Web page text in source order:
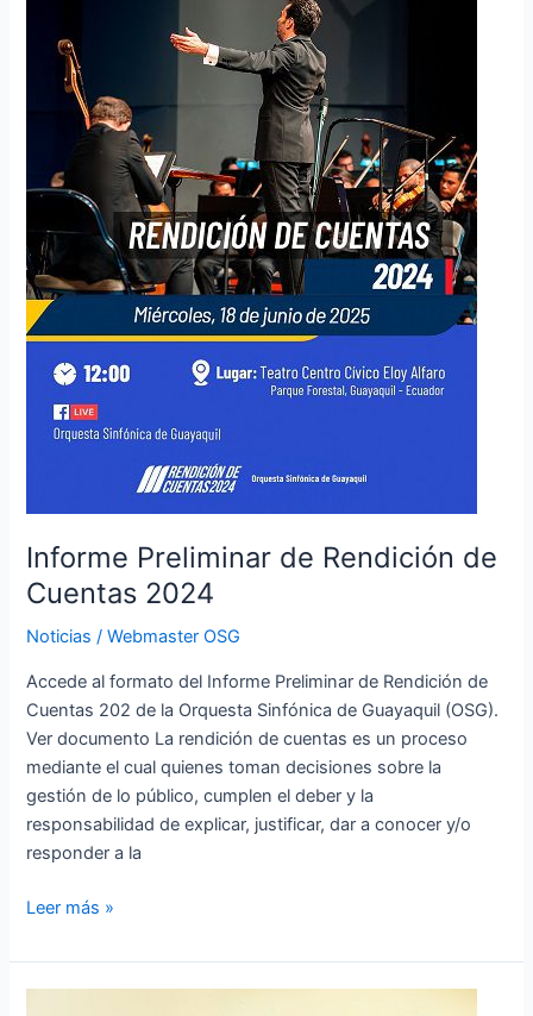
Informe Preliminar de Rendición de
Cuentas 2024
Noticias /Webmaster OSG
Accede al formato del Informe Preliminar de Rendición de
Cuentas 202 de la Orquesta Sinfónica de Guayaquil (OSG).
Ver documento La rendición de cuentas es un proceso
mediante el cual quienes toman decisiones sobre la
gestión de lo público, cumplen el deber y la
responsabilidad de explicar, justificar, dar a conocer y/o
responder a la
Rendición
Cuentas
Leer más »